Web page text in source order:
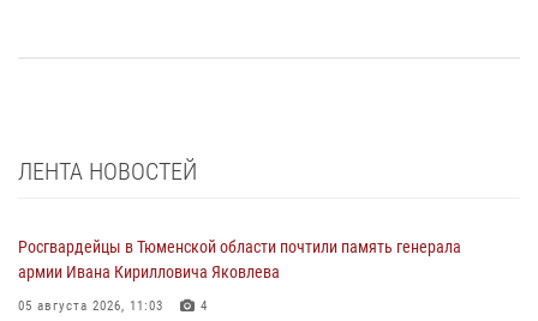
ЛЕНТА НОВОСТЕЙ
Росгвардейцы в Тюменской области почтили память генерала
армии Ивана Кирилловича Яковлева
05 августа 2026, 11:03 4